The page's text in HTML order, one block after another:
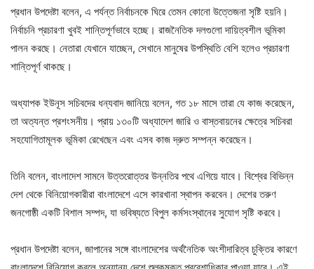
প্রধান উপদেষ্টা বলেন, এ পর্যন্ত নির্বাচনকে ঘিরে তেমন কোনো উত্তেজনা সৃষ্টি হয়নি।
নির্বাচনি প্রচারণা খুবই শান্তিপূর্ণভাবে হচ্ছে। রাজনৈতিক দলগুলো দায়িত্বশীল ভূমিকা
পালন করছে। নেতারা যেখানে যাচ্ছেন, সেখানে মানুষের উপস্থিতি বেশি হলেও প্রচারণা
শান্তিপূর্ণ থাকছে।
অধ্যাপক ইউনূস সচিবদের ধন্যবাদ জানিয়ে বলেন, গত ১৮ মাসে তারা যে কাজ করেছেন,
তা অত্যন্ত প্রশংসনীয়। প্রায় ১৩০টি অধ্যাদেশ জারি ও বাস্তবায়নের ক্ষেত্রে সচিবরা
সহযোগিতামূলক ভূমিকা রেখেছেন এবং এসব কাজ দ্রুত সম্পন্ন করেছেন।
তিনি বলেন, বাংলাদেশ সামনে উত্তরোত্তর উন্নতির পথে এগিয়ে যাবে। বিশ্বের বিভিন্ন
দেশ থেকে বিনিয়োগকারীরা বাংলাদেশে এসে কারখানা স্থাপন করবেন। দেশের তরুণ
জনগোষ্ঠী একটি বিশাল সম্পদ, যা ভবিষ্যতে বিপুল কর্মসংস্থানের সুযোগ সৃষ্টি করবে।
প্রধান উপদেষ্টা বলেন, জাপানের সঙ্গে বাংলাদেশের অর্থনৈতিক অংশীদারিত্ব চুক্তির কারণে